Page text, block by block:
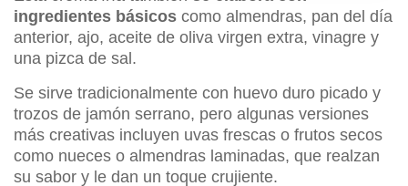
ingredientes básicos como almendras, pan del día
anterior, ajo, aceite de oliva virgen extra, vinagre y
una pizca de sal.
Se sirve tradicionalmente con huevo duro picado y
trozos de jamón serrano, pero algunas versiones
más creativas incluyen uvas frescas o frutos secos
como nueces o almendras laminadas, que realzan
su sabor y le dan un toque crujiente.